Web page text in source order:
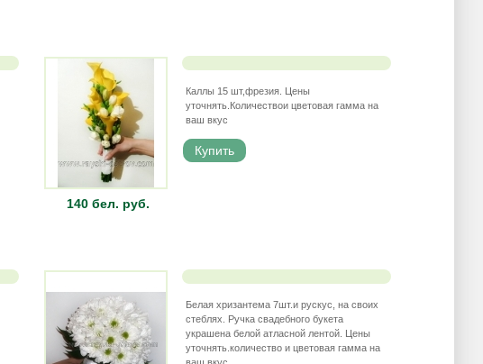
Каллы 15 шт,фрезия. Цены
уточнять.Количествои цветовая гамма на
ваш вкус
140 бел. руб.
Белая хризантема 7шт.и рускус, на своих
стеблях. Ручка свадебного букета
украшена белой атласной лентой. Цены
уточнять.количество и цветовая гамма на